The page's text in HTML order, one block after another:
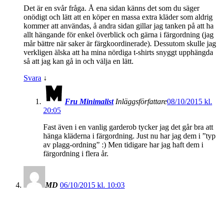
Det är en svår fråga. Å ena sidan känns det som du säger
onödigt och lätt att en köper en massa extra kläder som aldrig
kommer att användas, å andra sidan gillar jag tanken på att ha
allt hängande för enkel överblick och gärna i färgordning (jag
mår bättre när saker är färgkoordinerade). Dessutom skulle jag
verkligen älska att ha mina nördiga t-shirts snyggt upphängda
så att jag kan gå in och välja en lätt.
Svara ↓
Fru Minimalist Inläggsförfattare08/10/2015 kl.
20:05
Fast även i en vanlig garderob tycker jag det går bra att
hänga kläderna i färgordning. Just nu har jag dem i ”typ
av plagg-ordning” :) Men tidigare har jag haft dem i
färgordning i flera år.
MD 06/10/2015 kl. 10:03